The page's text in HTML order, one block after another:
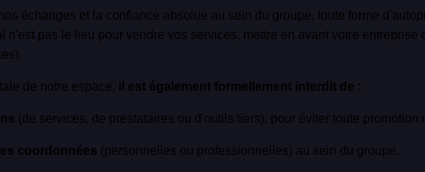
échanges et la confiance absolue au sein du groupe, toute forme
n'est pas le lieu pour vendre vos services, mettre en avant votre entreprise
de notre espace, il est également formellement interdit de :
(de services, de prestataires ou d'outils tiers), pour éviter toute promotion
coordonnées (personnelles ou professionnelles) au sein du groupe.